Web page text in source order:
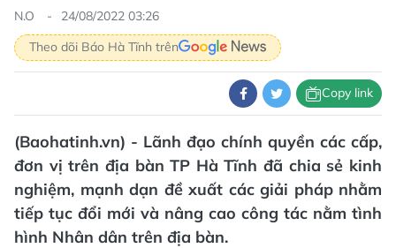
N.O
24/08/2022 03:26
Theo dõi Báo Hà Tĩnh trên
Copy link
(Baohatinh.vn) - Lãnh đạo chính quyền các cấp,
đơn vị trên địa bàn TP Hà Tĩnh đã chia sẻ kinh
nghiệm, mạnh dạn đề xuất các giải pháp nhằm
tiếp tục đổi mới và nâng cao công tác nằm tình
hình Nhân dân trên địa bàn.